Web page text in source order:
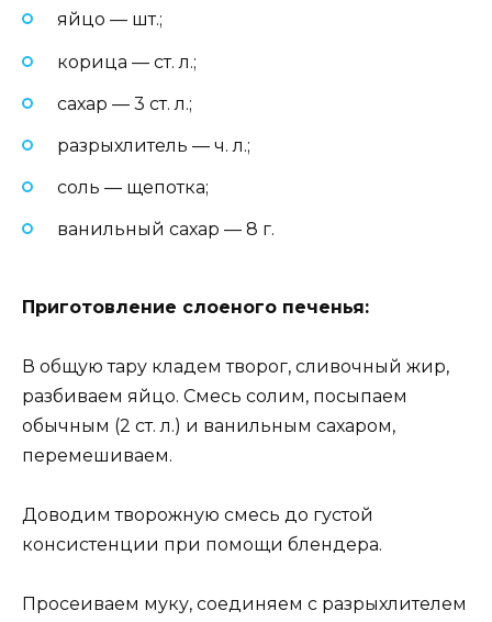
яйцо — шт.;
корица — ст. л.;
сахар — 3 ст. л.;
разрыхлитель — ч. л.;
соль — щепотка;
ванильный сахар — 8 г.
Приготовление слоеного печенья:
В общую тару кладем творог, сливочный жир,
разбиваем яйцо. Смесь солим, посыпаем
обычным (2 ст. л.) и ванильным сахаром,
перемешиваем.
Доводим творожную смесь до густой
консистенции при помощи блендера.
Просеиваем муку, соединяем с разрыхлителем